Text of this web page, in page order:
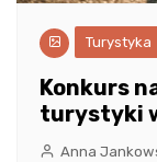
Turystyka
Konkurs
turystyki
Anna